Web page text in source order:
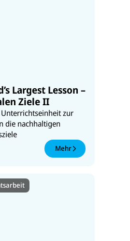
Largest Lesson –
Ziele II
zur
die nachhaltigen
Mehr